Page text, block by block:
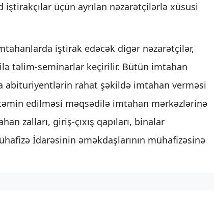
üçün ayrılan nəzarətçilərlə xüsusi
iştirak edəcək digər nəzarətçilər,
təlim-seminarlar keçirilir. Bütün imtahan
abituriyentlərin rahat şəkildə imtahan verməsi
edilməsi məqsədilə imtahan mərkəzlərinə
zalları, giriş-çıxış qapıları, binalar
İdarəsinin əməkdaşlarının mühafizəsinə